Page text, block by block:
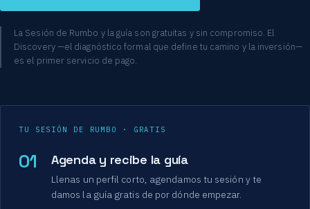
La Sesión de Rumbo y la guía son gratuitas y sin compromiso. El
Discovery —el diagnóstico formal que define tu camino y la inversión—
es el primer servicio de pago.
TU SESIÓN DE RUMBO · GRATIS
01 Agenda y recibe la guía
Llenas un perfil corto, agendamos tu sesión y te
damos la guía gratis de por dónde empezar.